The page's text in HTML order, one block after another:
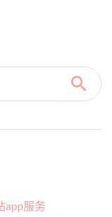
app服务